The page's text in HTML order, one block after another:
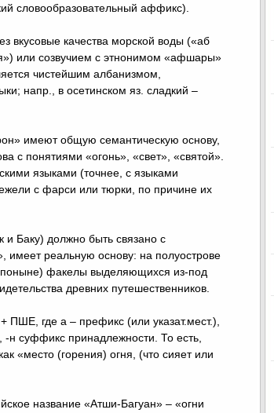
словообразовательный аффикс).
вкусовые качества морской воды («аб
или созвучием с этнонимом «афшары»
чистейшим албанизмом,
напр., в осетинском яз. сладкий –
имеют общую семантическую основу,
с понятиями «огонь», «свет», «святой».
языками (точнее, с языками
с фарси или тюрки, по причине их
Баку) должно быть связано с
имеет реальную основу: на полуострове
поныне) факелы выделяющихся из-под
древних путешественников.
ПШЕ, где а – префикс (или указат.мест.),
суффикс принадлежности. То есть,
«место (горения) огня, (что сияет или
название «Атши-Багуан» – «огни